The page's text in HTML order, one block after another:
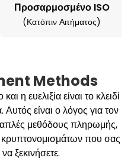
Προσαρμοσμένο ISO
(κατόπιν Αιτήματος)
Methods
η ευελιξία είναι το κλειδί
Αυτός είναι ο λόγος για τον
μεθόδους πληρωμής,
που σας
ξεκινήσετε.